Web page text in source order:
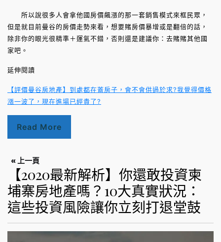
所以說很多人會拿他國房價飆漲的那一套銷售模式來框民眾，
但是就目前曼谷的房價走勢來看，想要賭房價暴增或是翻倍的話，
除非你的眼光很精準＋運氣不錯，否則還是建議你：去賭賭其他國
家吧。
延伸閱讀
【評價曼谷房地產】到處都在蓋房子，會不會供過於求?我覺得價格
漲一波了，現在進場已經貴了?
Read More
« 上一頁
【2020最新解析】你還敢投資柬
埔寨房地產嗎？10大真實狀況：
這些投資風險讓你立刻打退堂鼓